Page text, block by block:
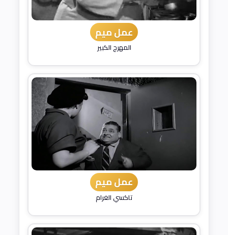
عمل ميم
المهرج الكبير
عمل ميم
تاكسي الغرام